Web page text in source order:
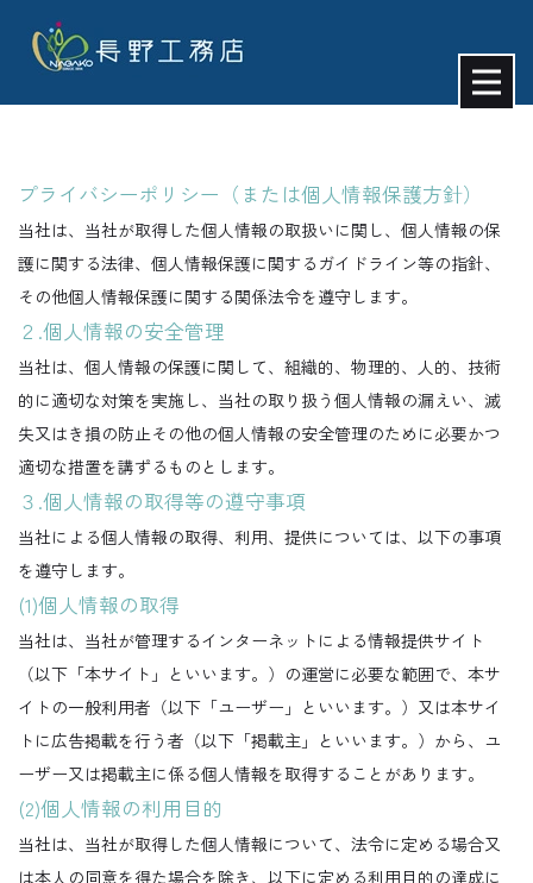
プライバシーポリシー（または個人情報保護方針）
当社は、当社が取得した個人情報の取扱いに関し、個人情報の保
護に関する法律、個人情報保護に関するガイドライン等の指針、
その他個人情報保護に関する関係法令を遵守します。
２.個人情報の安全管理
当社は、個人情報の保護に関して、組織的、物理的、人的、技術
的に適切な対策を実施し、当社の取り扱う個人情報の漏えい、滅
失又はき損の防止その他の個人情報の安全管理のために必要かつ
適切な措置を講ずるものとします。
３.個人情報の取得等の遵守事項
当社による個人情報の取得、利用、提供については、以下の事項
を遵守します。
(1)個人情報の取得
当社は、当社が管理するインターネットによる情報提供サイト
（以下「本サイト」といいます。）の運営に必要な範囲で、本サ
イトの一般利用者（以下「ユーザー」といいます。）又は本サイ
トに広告掲載を行う者（以下「掲載主」といいます。）から、ユ
ーザー又は掲載主に係る個人情報を取得することがあります。
(2)個人情報の利用目的
当社は、当社が取得した個人情報について、法令に定める場合又
は本人の同意を得た場合を除き、以下に定める利用目的の達成に